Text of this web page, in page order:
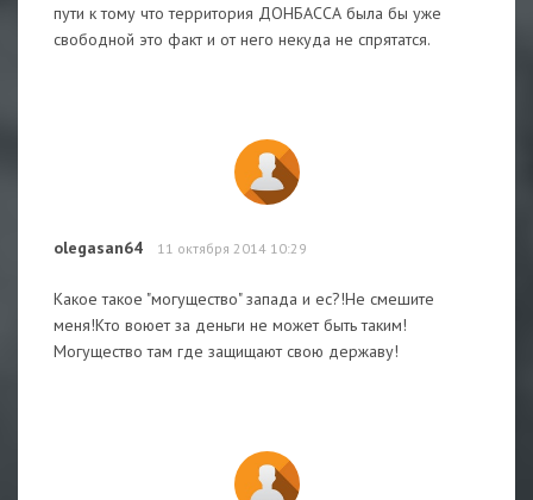
пути к тому что территория ДОНБАССА была бы уже
свободной это факт и от него некуда не спрятатся.
olegasan64 11 октября 2014 10:29
Какое такое "могущество" запада и ес?!Не смешите
меня!Кто воюет за деньги не может быть таким!
Могущество там где защищают свою державу!